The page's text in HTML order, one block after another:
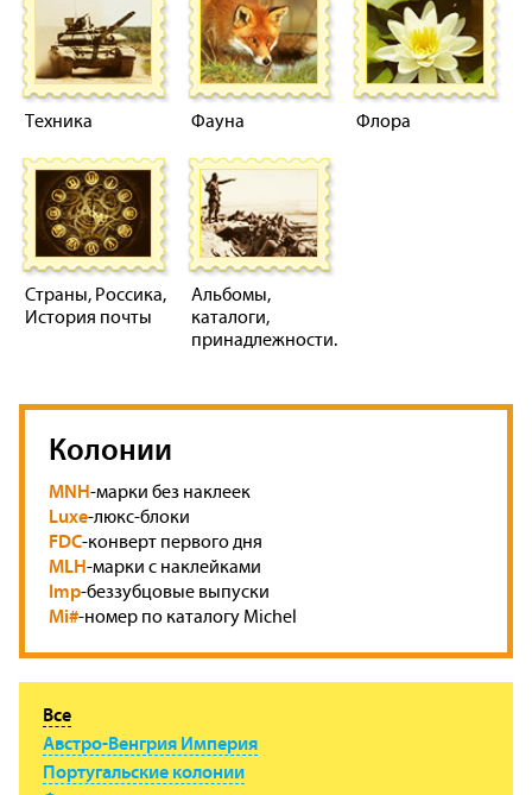
Техника Фауна Флора
Страны, Россика,
История почты
Альбомы,
каталоги,
принадлежности.
Колонии
MNH-марки без наклеек
Luxe-люкс-блоки
FDC-конверт первого дня
MLH-марки с наклейками
Imp-беззубцовые выпуски
Mi#-номер по каталогу Michel
Все
Австро-Венгрия Империя
Португальские колонии